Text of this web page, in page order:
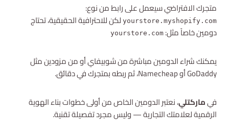
متجرك الافتراضي سيعمل على رابط من نوع:
yourstore.myshopify.com لكن للاحترافية الحقيقية، تحتاج
دومين خاصاً مثل: yourstore.com
يمكنك شراء الدومين مباشرة من شوبيفاي أو من مزودين مثل
GoDaddy أو Namecheap، ثم ربطه بمتجرك في دقائق.
فيماركتلي، نعتبر الدومين الخاص من أولى خطوات بناء الهوية
الرقمية لعلامتك التجارية — وليس مجرد تفصيلة تقنية.